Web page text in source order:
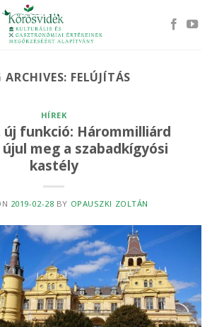
ARCHIVES: FELÚJÍTÁS
HÍREK
új funkció: Hárommilliárd
meg a szabadkígyósi
kastély
2019-02-28 BY OPAUSZKI ZOLTÁN